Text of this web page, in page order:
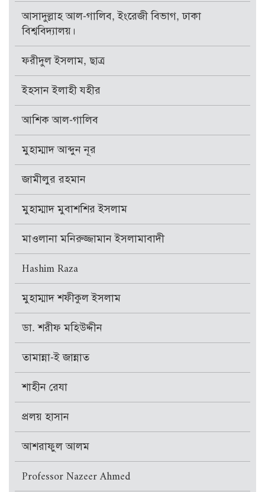
আসাদুল্লাহ আল-গালিব, ইংরেজী বিভাগ, ঢাকা
বিশ্ববিদ্যালয়।
ফরীদুল ইসলাম, ছাত্র
ইহসান ইলাহী যহীর
আশিক আল-গালিব
মুহাম্মাদ আব্দুন নূর
জামীলুর রহমান
মুহাম্মাদ মুবাশশির ইসলাম
মাওলানা মনিরুজ্জামান ইসলামাবাদী
Hashim Raza
মুহাম্মাদ শফীকুল ইসলাম
ডা. শরীফ মহিউদ্দীন
তামান্না-ই জান্নাত
শাহীন রেযা
প্রলয় হাসান
আশরাফুল আলম
Professor Nazeer Ahmed